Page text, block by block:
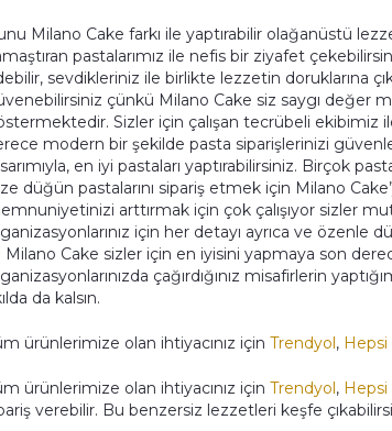
Milano Cake farkı ile yaptırabilir olağanüstü
pastalarımız ile nefis bir ziyafet
sevdikleriniz ile birlikte lezzetin doruklarına
çünkü Milano Cake siz saygı değer
Sizler için çalışan tecrübeli ekibimiz
modern bir şekilde pasta siparişlerinizi
en iyi pastaları yaptırabilirsiniz. Birçok
düğün pastalarını sipariş etmek için Milano
arttırmak için çok çalışıyor sizler
için her detayı ayrıca ve
Milano Cake sizler için en iyisini yapmaya son
çağırdığınız misafirlerin
da kalsın.
ürünlerimize olan ihtiyacınız içinTrendyol, Hepsi
ürünlerimize olan ihtiyacınız içinTrendyol, Hepsi
verebilir. Bu benzersiz lezzetleri keşfe